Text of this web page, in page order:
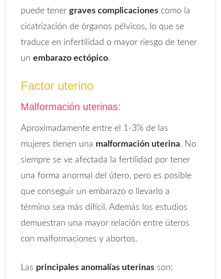
puede tenergraves complicaciones como la
cicatrización de órganos pélvicos, lo que se
traduce en infertilidad o mayor riesgo de tener
unembarazo ectópico.
Factor uterino
Malformación uterinas:
Aproximadamente entre el 1-3% de las
mujeres tienen una malformación uterina. No
siempre se ve afectada la fertilidad por tener
una forma anormal del útero, pero es posible
que conseguir un embarazo o llevarlo a
término sea más difícil. Además los estudios
demuestran una mayor relación entre úteros
con malformaciones y abortos.
Las principales anomalías uterinas son: